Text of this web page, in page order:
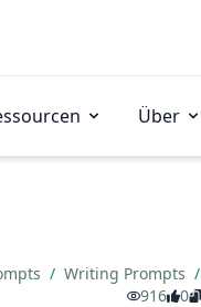
Über
/ Writing Prompts /
916
0